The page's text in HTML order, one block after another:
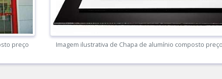
preço Imagem ilustrativa de Chapa de alumínio composto